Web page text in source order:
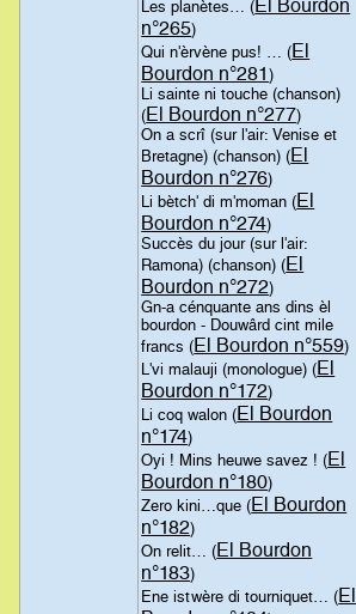
Les planètes… (El Bourdon
n°265)
Qui n'èrvène pus! … (El
Bourdon n°281)
Li sainte ni touche (chanson)
(El Bourdon n°277)
On a scrî (sur l'air: Venise et
Bretagne) (chanson) (El
Bourdon n°276)
Li bètch' di m'moman (El
Bourdon n°274)
Succès du jour (sur l'air:
Ramona) (chanson) (El
Bourdon n°272)
Gn-a cénquante ans dins èl
bourdon - Douwârd cint mile
francs (El Bourdon n°559)
L'vi malauji (monologue) (El
Bourdon n°172)
Li coq walon (El Bourdon
n°174)
Oyi ! Mins heuwe savez ! (El
Bourdon n°180)
Zero kini…que (El Bourdon
n°182)
On relit… (El Bourdon
n°183)
Ene istwère di tourniquet… (El